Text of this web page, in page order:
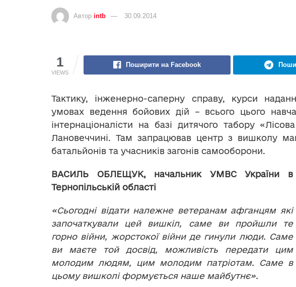
Автор intb 30.09.2014
1
VIEWS
Поширити на Facebook
Тактику, інженерно-саперну справу, курси
умовах ведення бойових дій – всього цього
інтернаціоналісти на базі дитячого табору
Лановеччині. Там запрацював центр з вишколу
батальйонів та учасників загонів самооборони.
ВАСИЛЬ ОБЛЕЩУК, начальник УМВС України в
Тернопільській області
«Сьогодні відати належне ветеранам афганцям які
започаткували цей вишкіл, саме ви пройшли те
горно війни, жорстокої війни де гинули люди. Саме
ви маєте той досвід, можливість передати цим
молодим людям, цим молодим патріотам. Саме в
цьому вишколі формується наше майбутнє».